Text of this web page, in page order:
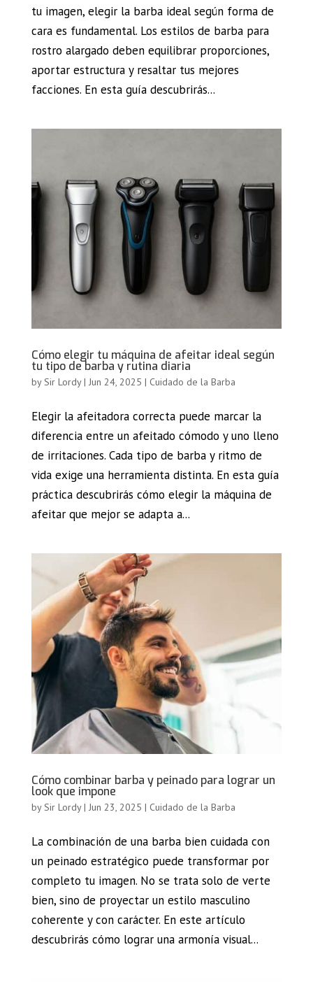
tu imagen, elegir la barba ideal según forma de
cara es fundamental. Los estilos de barba para
rostro alargado deben equilibrar proporciones,
aportar estructura y resaltar tus mejores
facciones. En esta guía descubrirás...
Cómo elegir tu máquina de afeitar ideal según
tu tipo de barba y rutina diaria
bySir Lordy| Jun 24, 2025 | Cuidado de la Barba
Elegir la afeitadora correcta puede marcar la
diferencia entre un afeitado cómodo y uno lleno
de irritaciones. Cada tipo de barba y ritmo de
vida exige una herramienta distinta. En esta guía
práctica descubrirás cómo elegir la máquina de
afeitar que mejor se adapta a...
Cómo combinar barba y peinado para lograr un
look que impone
bySir Lordy| Jun 23, 2025 | Cuidado de la Barba
La combinación de una barba bien cuidada con
un peinado estratégico puede transformar por
completo tu imagen. No se trata solo de verte
bien, sino de proyectar un estilo masculino
coherente y con carácter. En este artículo
descubrirás cómo lograr una armonía visual...